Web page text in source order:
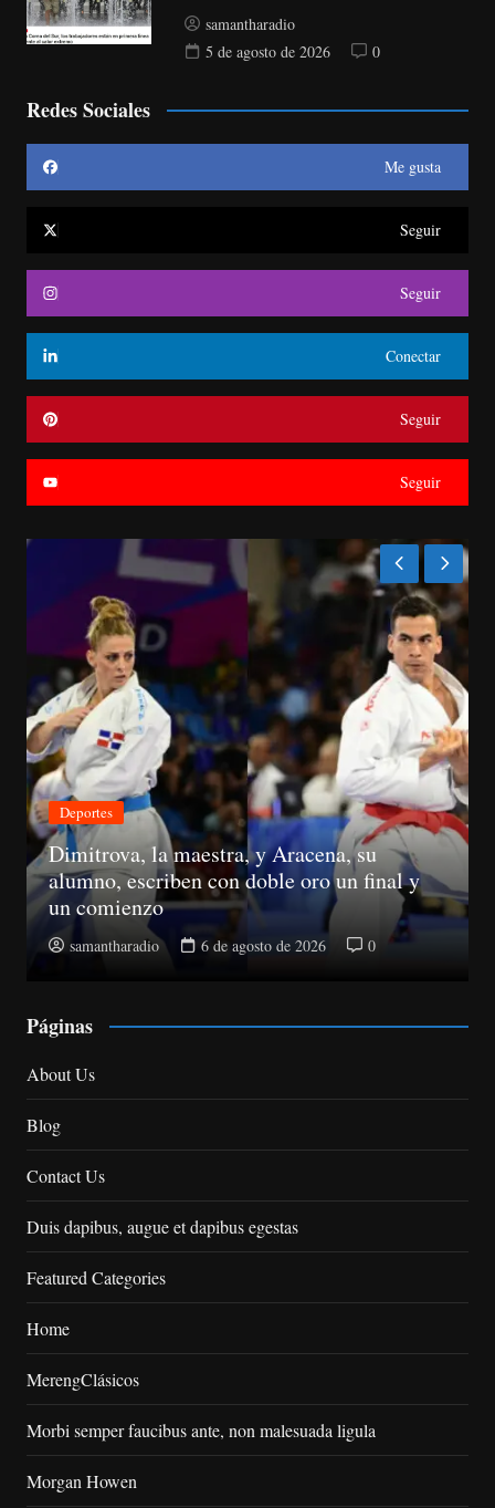
samantharadio
5 de agosto de 2026
0
Redes Sociales
Me gusta
Seguir
Seguir
Conectar
Seguir
Seguir
Económica
Suspenden registros de proveedores del
Estado a 10 senadores
samantharadio 5 de agosto de 2026 0
Páginas
About Us
Blog
Contact Us
Duis dapibus, augue et dapibus egestas
Featured Categories
Home
MerengClásicos
Morbi semper faucibus ante, non malesuada ligula
Morgan Howen